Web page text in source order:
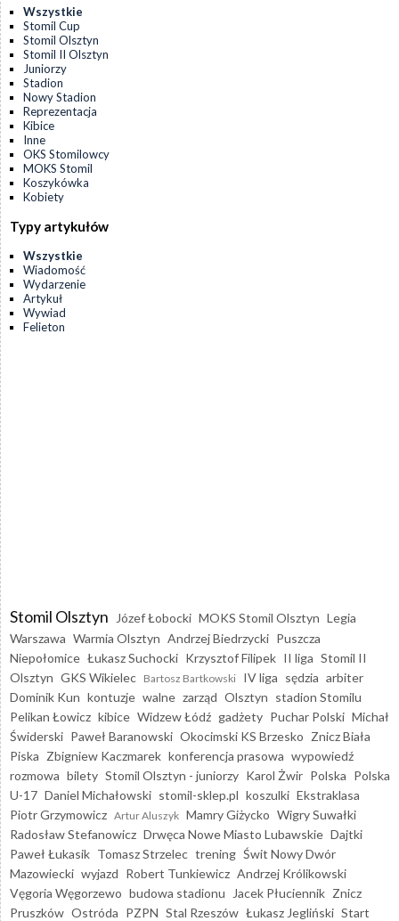
Wszystkie
Stomil Cup
Stomil Olsztyn
Stomil II Olsztyn
Juniorzy
Stadion
Nowy Stadion
Reprezentacja
Kibice
Inne
OKS Stomilowcy
MOKS Stomil
Koszykówka
Kobiety
Typy artykułów
Wszystkie
Wiadomość
Wydarzenie
Artykuł
Wywiad
Felieton
Stomil Olsztyn Józef Łobocki MOKS Stomil Olsztyn Legia
Warszawa Warmia Olsztyn Andrzej Biedrzycki Puszcza
Niepołomice Łukasz Suchocki Krzysztof Filipek II liga Stomil II
Olsztyn GKS Wikielec Bartosz Bartkowski IV liga sędzia arbiter
Dominik Kun kontuzje walne zarząd Olsztyn stadion Stomilu
Pelikan Łowicz kibice Widzew Łódź gadżety Puchar Polski Michał
Świderski Paweł Baranowski Okocimski KS Brzesko Znicz Biała
Piska Zbigniew Kaczmarek konferencja prasowa wypowiedź
rozmowa bilety Stomil Olsztyn - juniorzy Karol Żwir Polska Polska
U-17 Daniel Michałowski stomil-sklep.pl koszulki Ekstraklasa
Piotr Grzymowicz Artur Aluszyk Mamry Giżycko Wigry Suwałki
Radosław Stefanowicz Drwęca Nowe Miasto Lubawskie Dajtki
Paweł Łukasik Tomasz Strzelec trening Świt Nowy Dwór
Mazowiecki wyjazd Robert Tunkiewicz Andrzej Królikowski
Vęgoria Węgorzewo budowa stadionu Jacek Płuciennik Znicz
Pruszków Ostróda PZPN Stal Rzeszów Łukasz Jegliński Start